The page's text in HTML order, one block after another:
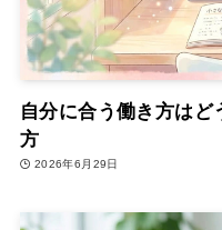
自分に合う働き方は
方
2026年6月29日